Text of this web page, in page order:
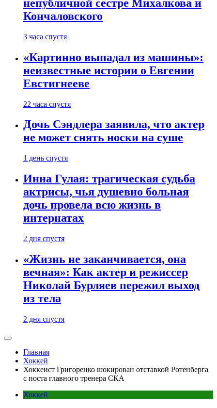
непубличной сестре Михалкова и
Кончаловского
3 часа спустя
«Картинно выпадал из машины»:
неизвестные истории о Евгении
Евстигнееве
22 часа спустя
Дочь Сэндлера заявила, что актер
не может снять носки на суше
1 день спустя
Инна Гулая: трагическая судьба
актрисы, чья душевно больная
дочь провела всю жизнь в
интернатах
2 дня спустя
«Жизнь не заканчивается, она
вечная»: Как актер и режиссер
Николай Бурляев пережил выход
из тела
2 дня спустя
Главная
Хоккей
Хоккеист Григоренко шокирован отставкой Ротенберга
с поста главного тренера СКА
Хоккей